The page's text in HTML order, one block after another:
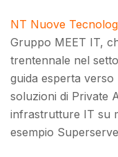
NT Nuove
Gruppo MEET IT,
trentennale nel
guida esperta verso
soluzioni di Private
infrastrutture IT su
esempio